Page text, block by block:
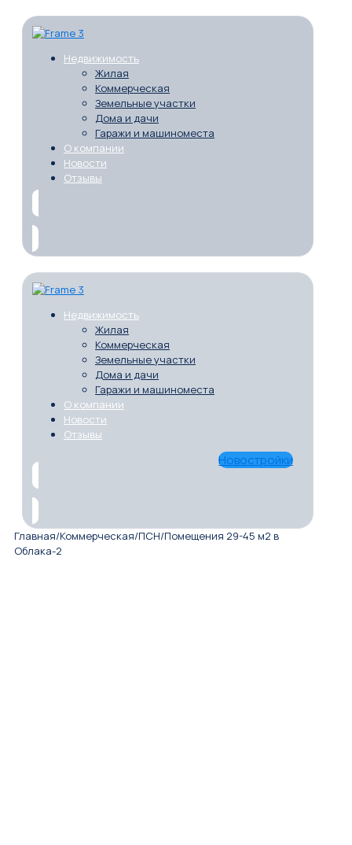
Недвижимость
Жилая
Коммерческая
Земельные участки
Дома и дачи
Гаражи и машиноместа
О компании
Новости
Отзывы
Недвижимость
Жилая
Коммерческая
Земельные участки
Дома и дачи
Гаражи и машиноместа
О компании
Новости
Отзывы
Новостройки
Главная/Коммерческая/ПСН/Помещения 29-45 м2 в
Облака-2